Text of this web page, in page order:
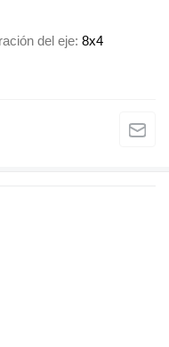
del eje 8x4